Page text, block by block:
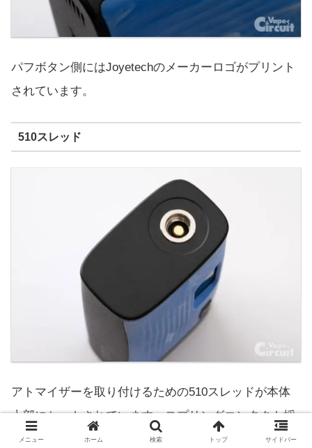
パフボタン側にはJoyetechのメーカーロゴがプリント
されています。
510スレッド
アトマイザーを取り付けるための510スレッドが本体
上部にセットされています。スプリングコンタクト採
用。ピンには金メッキ加工。
メニュー ホーム 検索 トップ サイドバー